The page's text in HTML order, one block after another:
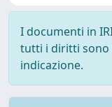
I documenti in
tutti i diritti sono
indicazione.